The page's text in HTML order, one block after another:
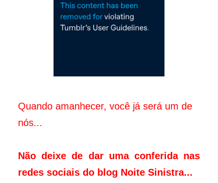
Quando amanhecer, você já será um de
nós...
Não deixe de dar uma conferida nas
redes sociais do blog Noite Sinistra...